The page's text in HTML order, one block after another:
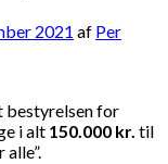
2021 af Per
bestyrelsen for
i alt 150.000 kr. til